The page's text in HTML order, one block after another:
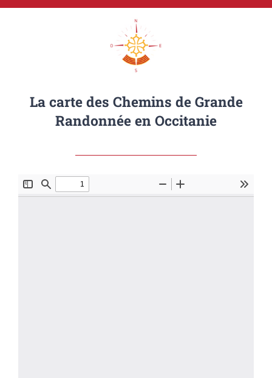
La carte des Chemins de Grande
Randonnée en Occitanie